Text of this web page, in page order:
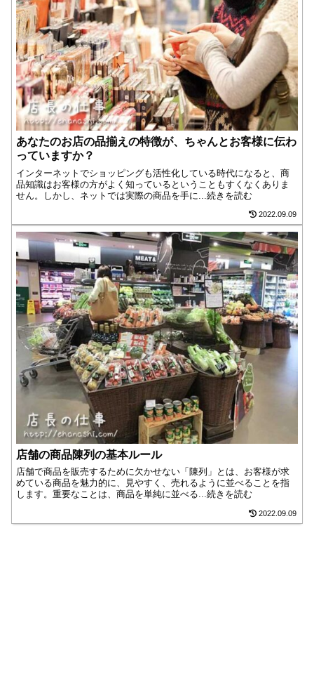
あなたのお店の品揃えの特徴が、ちゃんとお客様に伝わ
っていますか？
インターネットでショッピングも活性化している時代になると、商
品知識はお客様の方がよく知っているということもすくなくありま
せん。しかし、ネットでは実際の商品を手に...続きを読む
2022.09.09
店舗の商品陳列の基本ルール
店舗で商品を販売するために欠かせない「陳列」とは、お客様が求
めている商品を魅力的に、見やすく、売れるように並べることを指
します。重要なことは、商品を単純に並べる...続きを読む
2022.09.09